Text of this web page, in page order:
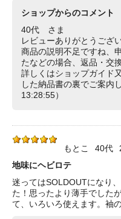
ショップからのコメント
40代 さま
レビューありがとうござ
商品の説明不足ですね、
たなどの場合、返品・交
詳しくはショップガイド
した納品書の裏でご案内
13:28:55）
もとこ 40代
地味にヘビロテ
迷ってはSOLDOUTになり
た！思ったより薄手でした
て、いろいろ使えます。袖